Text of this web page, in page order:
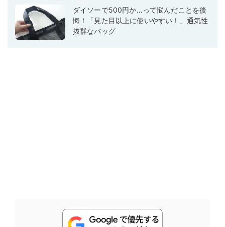
ダイソーで500円か…って悩んだことを後
悔！「見た目以上に使いやすい！」通気性
抜群なバッグ